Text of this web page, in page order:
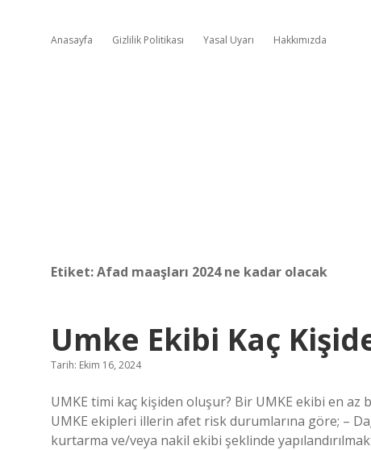
Anasayfa Gizlilik Politikası Yasal Uyarı Hakkımızda
Etiket:Afad maaşları 2024 ne kadar olacak
Umke Ekibi Kaç
Tarih: Ekim 16, 2024
UMKE timi kaç kişiden oluşur? Bir UMKE ekibi en az
UMKE ekipleri illerin afet risk durumlarına göre; –
kurtarma ve/veya nakil ekibi şeklinde